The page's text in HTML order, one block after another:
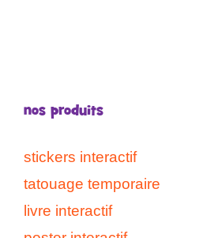
nos produits
stickers interactif
tatouage temporaire
livre interactif